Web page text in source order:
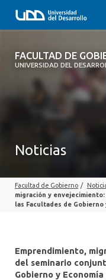
FACULTAD DE
UNIVERSIDAD DEL
FACULTAD DE
EXTENSIÓN
Noticias
Facultad de Gobierno /
migración y
las Facultades de Gobierno
Emprendimiento,
del seminario
Gobierno y Economía